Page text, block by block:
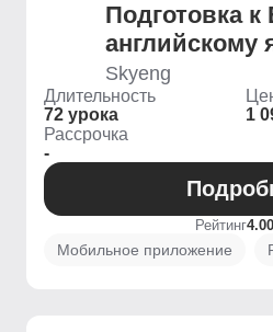
Подготовка к
английскому
Skyeng
Длительность
72 урока
1
Рассрочка
-
Рейтинг4.00
Мобильное приложение